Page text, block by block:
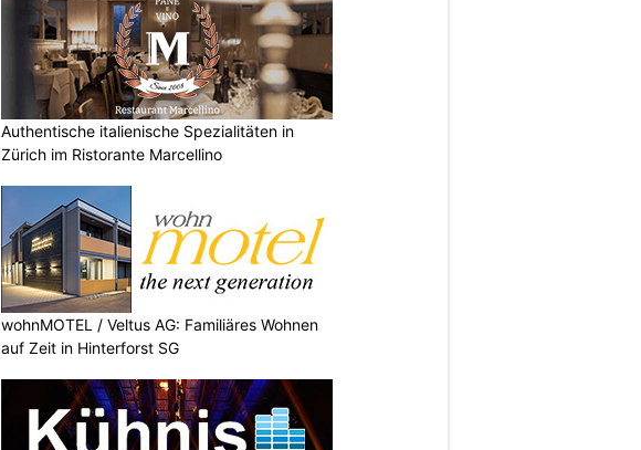
Authentische italienische Spezialitäten in
Zürich im Ristorante Marcellino
wohnMOTEL / Veltus AG: Familiäres Wohnen
auf Zeit in Hinterforst SG